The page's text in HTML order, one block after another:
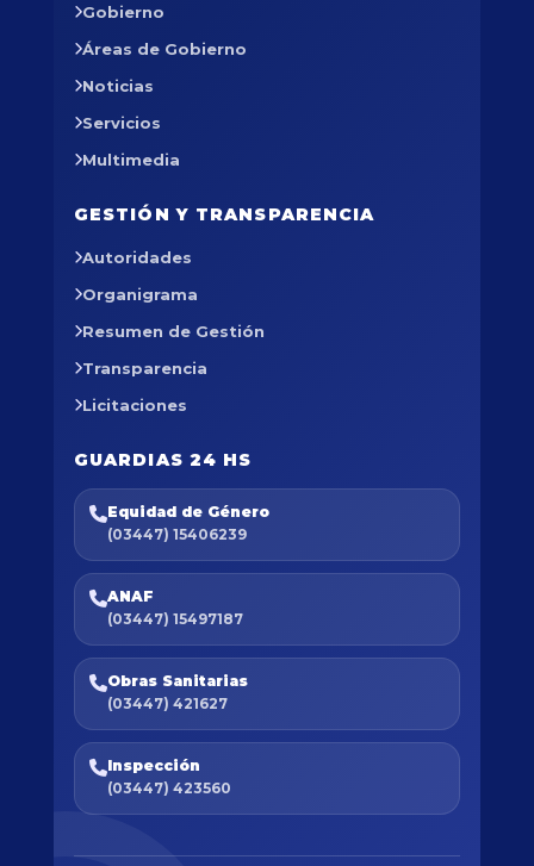
Gobierno
Áreas de Gobierno
Noticias
Servicios
Multimedia
GESTIÓN Y TRANSPARENCIA
Autoridades
Organigrama
Resumen de Gestión
Transparencia
Licitaciones
GUARDIAS 24 HS
Equidad de Género
(03447) 15406239
ANAF
(03447) 15497187
Obras Sanitarias
(03447) 421627
Inspección
(03447) 423560